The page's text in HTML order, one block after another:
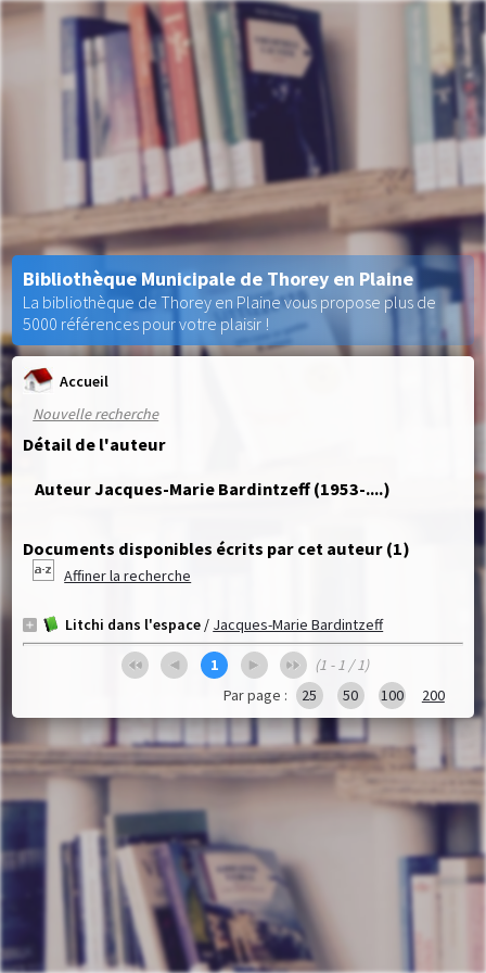
Accueil
Nouvelle recherche
Détail de l'auteur
Auteur Jacques-Marie Bardintzeff (1953-....)
Documents disponibles écrits par cet auteur (1)
Affiner la recherche
Litchi dans l'espace/ Jacques-Marie Bardintzeff
1
(1 - 1 / 1)
Par page :
25 50 100 200
Bibliothèque Municipale de Thorey en Plaine
La bibliothèque de Thorey en Plaine vous propose plus de
5000 références pour votre plaisir !